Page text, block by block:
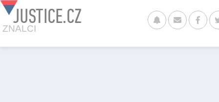
JUSTICE.CZ
ZNALCI